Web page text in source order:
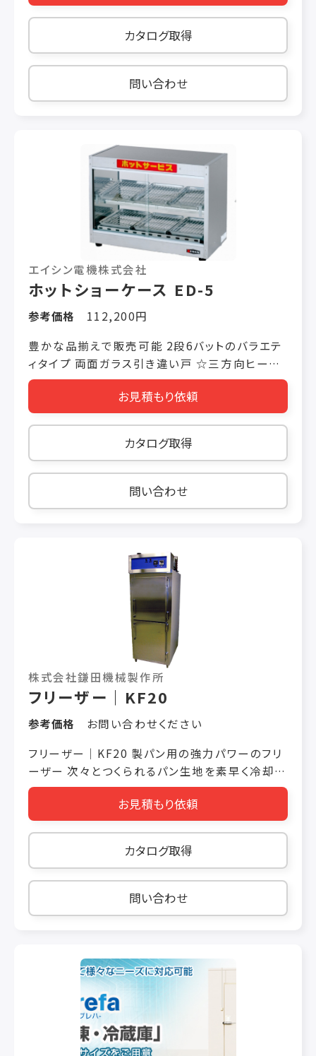
す。
カタログ取得
問い合わせ
エイシン電機株式会社
ホットショーケース ED-5
参考価格
112,200円
豊かな品揃えで販売可能 2段6バットのバラエテ
ィタイプ 両面ガラス引き違い戸 ☆三方向ヒータ
ー機能搭載：下部と両サイドの三方向から温める
ことでムラなく全体をカバーする設計です ☆加
湿機能内蔵：加熱による食品の乾燥や硬化を防ぐ
加湿機能を内蔵しています ☆温度調節：30℃～
85℃ サーモ可変式 ☆10inchバット：6枚付属
お見積もり依頼
カタログ取得
問い合わせ
株式会社鎌田機械製作所
フリーザー｜KF20
参考価格
お問い合わせください
フリーザー｜KF20 製パン用の強力パワーのフリ
ーザー 次々とつくられるパン生地を素早く冷却さ
せられます。 製パンに使われるフリーザーには強
力な冷凍パワーが求められるので、一般的な業
務用冷凍庫では冷凍パワーが不足です。 このフリ
ーザーは冷却能力が大きいため、パン生地を素
早く冷やせるので、品質の良いパン生地ができま
す。 外形寸法 W750ｘD900ｘH2075mm 動力
3P 200V 1.5kw 冷凍機 1.1kw 空冷 R-404a 棚
ピッチ 63mmｘ20段 フリーザーバット W440ｘ
お見積もり依頼
カタログ取得
問い合わせ